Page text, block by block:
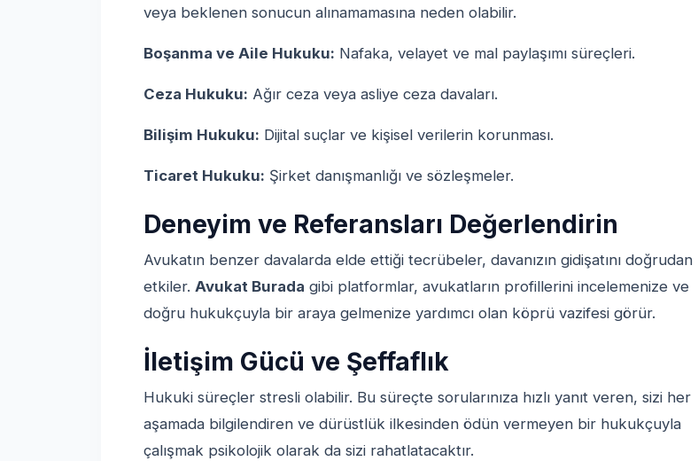
veya beklenen sonucun alınamamasına neden olabilir.
Boşanma ve Aile Hukuku: Nafaka, velayet ve mal paylaşımı süreçleri.
Ceza Hukuku: Ağır ceza veya asliye ceza davaları.
Bilişim Hukuku: Dijital suçlar ve kişisel verilerin korunması.
Ticaret Hukuku: Şirket danışmanlığı ve sözleşmeler.
Deneyim ve Referansları Değerlendirin
Avukatın benzer davalarda elde ettiği tecrübeler, davanızın gidişatını doğrudan
etkiler. Avukat Burada gibi platformlar, avukatların profillerini incelemenize ve
doğru hukukçuyla bir araya gelmenize yardımcı olan köprü vazifesi görür.
İletişim Gücü ve Şeffaflık
Hukuki süreçler stresli olabilir. Bu süreçte sorularınıza hızlı yanıt veren, sizi her
aşamada bilgilendiren ve dürüstlük ilkesinden ödün vermeyen bir hukukçuyla
çalışmak psikolojik olarak da sizi rahatlatacaktır.